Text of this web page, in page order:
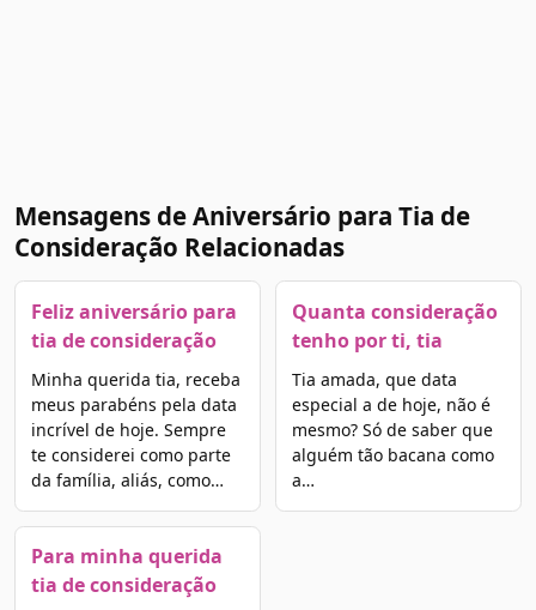
Mensagens de Aniversário para Tia de
Consideração Relacionadas
Feliz aniversário para
tia de consideração
Minha querida tia, receba
meus parabéns pela data
incrível de hoje. Sempre
te considerei como parte
da família, aliás, como…
Para minha querida
tia de consideração
Quanta consideração
tenho por ti, tia
Tia amada, que data
especial a de hoje, não é
mesmo? Só de saber que
alguém tão bacana como
a…